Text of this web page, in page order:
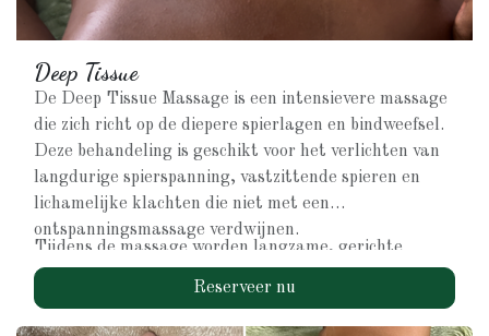
Deep Tissue
De Deep Tissue Massage is een intensievere massage
die zich richt op de diepere spierlagen en bindweefsel.
Deze behandeling is geschikt voor het verlichten van
langdurige spierspanning, vastzittende spieren en
lichamelijke klachten die niet met een
ontspanningsmassage verdwijnen.
Tijdens de massage worden langzame, gerichte
technieken toegepast om spanning los te maken en de
doorbloeding te verbeteren. De druk wordt altijd
afgestemd op jouw lichaam en pijngrens.
Reserveer nu